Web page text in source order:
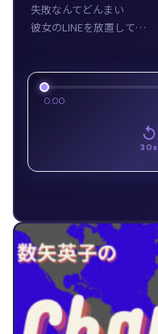
失敗なんてどんまい
彼女のLINEを放置して…
0:00
30s